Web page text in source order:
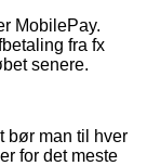
MobilePay.
fra fx
senere.
bør man til hver
for det meste